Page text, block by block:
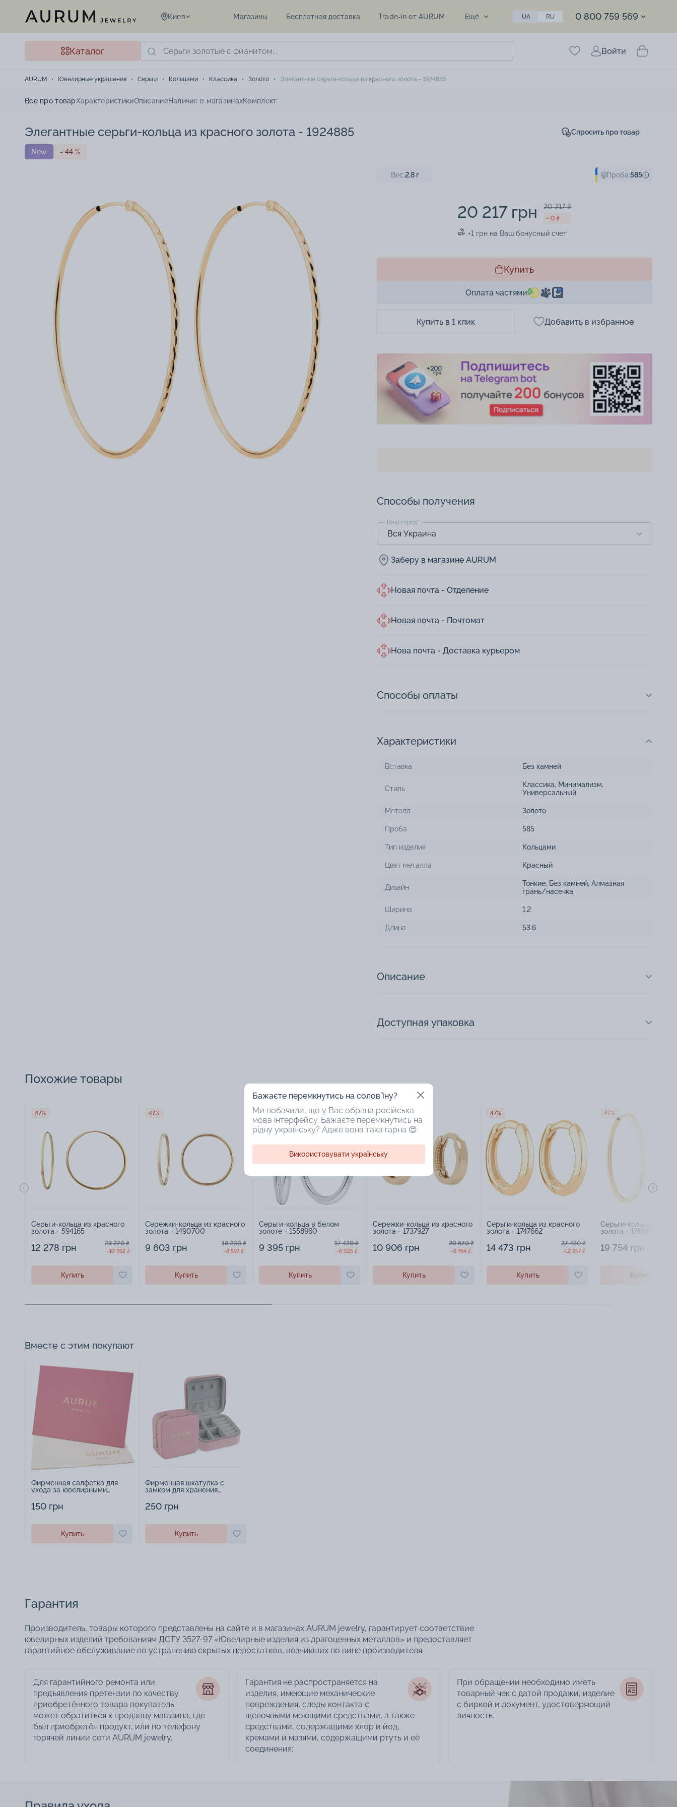
Киев Магазины Бесплатная доставка Trade-in от AURUM Ещё UA RU 0 800 759 569
Каталог Войти
AURUM Ювелирные украшения Серьги Кольцами Классика Золото Элегантные серьги-кольца из красного золота - 1924885
Все про товарХарактеристикиОписаниеНаличие в магазинахКомплект
Элегантные серьги-кольца из красного золота - 1924885
New - 44 %
Спросить про товар
Вес:2.8г Проба:585
20 217 грн 20 217 ₴
- 0 ₴
+1 грн на Ваш бонусный счет
Купить
Оплата частями
Купить в 1 клик Добавить в избранное
Способы получения
Ваш город*
Заберу в магазине AURUM
Новая почта - Отделение
Новая почта - Почтомат
Нова почта - Доставка курьером
Способы оплаты
Характеристики
Вставка Без камней
Стиль Классика, Минимализм,
Универсальный
Металл Золото
Проба 585
Тип изделия Кольцами
Цвет металла Красный
Дизайн Тонкие, Без камней, Алмазная
грань/насечка
Ширина 1.2
Длина 53.6
Описание
Доступная упаковка
Похожие товары
47%
Серьги-кольца из красного
золота - 594165
12 278 грн 23 270 ₴
-10 992 ₴
Купить
47%
Сережки-кольца из красного
золота - 1490700
9 603 грн 18 200 ₴
-8 597 ₴
Купить
46%
Серьги-кольца в белом
золоте - 1558960
9 395 грн 17 420 ₴
-8 025 ₴
Купить
47%
Сережки-кольца из красного
золота - 1737927
10 906 грн 20 670 ₴
-9 764 ₴
Купить
47%
Серьги-кольца из красного
золота - 1747662
14 473 грн 27 430 ₴
-12 957 ₴
Купить
47%
Серьги-кольца из
золота - 1748895
19 754 грн
Купить
Вместе с этим покупают
Фирменная салфетка для
ухода за ювелирными
150 грн
Купить
Фирменная шкатулка с
замком для хранения
250 грн
Купить
Гарантия
Производитель, товары которого представлены на сайте и в магазинах AURUM jewelry, гарантирует соответствие
ювелирных изделий требованиям ДСТУ 3527-97 «Ювелирные изделия из драгоценных металлов» и предоставляет
гарантийное обслуживание по устранению скрытых недостатков, возникших по вине производителя.
Для гарантийного ремонта или
предъявления претензии по качеству
приобретённого товара покупатель
может обратиться к продавцу магазина, где
был приобретён продукт, или по телефону
горячей линии сети AURUM jewelry.
Гарантия не распространяется на
изделия, имеющие механические
повреждения, следы контакта с
щелочными моющими средствами, а также
средствами, содержащими хлор и йод,
кремами и мазями, содержащими ртуть и её
соединения;
При обращении необходимо иметь
товарный чек с датой продажи, изделие
с биркой и документ, удостоверяющий
личность.
Бажаєте перемкнутись на соловʼїну?
Ми побачили, що у Вас обрана російська
мова інтерфейсу. Бажаєте перемкнутись на
рідну українську? Адже вона така гарна 😍
Використовувати українську